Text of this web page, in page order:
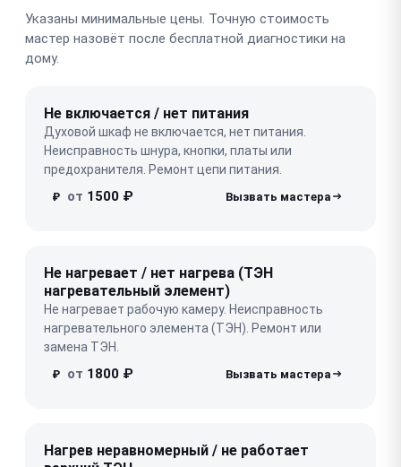
Указаны минимальные цены. Точную стоимость
мастер назовёт после бесплатной диагностики на
дому.
Не включается / нет питания
Духовой шкаф не включается, нет питания.
Неисправность шнура, кнопки, платы или
предохранителя. Ремонт цепи питания.
₽ от 1500 ₽
Не нагревает / нет нагрева (ТЭН
нагревательный элемент)
Не нагревает рабочую камеру. Неисправность
нагревательного элемента (ТЭН). Ремонт или
замена ТЭН.
₽ от 1800 ₽
Нагрев неравномерный / не работает